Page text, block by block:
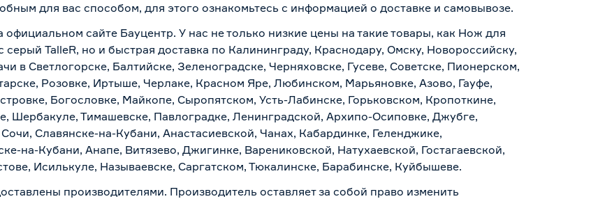
для вас способом, для этого ознакомьтесь с информацией о доставке и самовывозе.
сайте Бауцентр. У нас не только низкие цены на такие товары, как Нож для
TalleR, но и быстрая доставка по Калининграду, Краснодару, Омску, Новороссийску,
в Светлогорске, Балтийске, Зеленоградске, Черняховске, Гусеве, Советске, Пионерском,
Розовке, Иртыше, Черлаке, Красном Яре, Любинском, Марьяновке, Азово, Гауфе,
Богословке, Майкопе, Сыропятском, Усть-Лабинске, Горьковском, Кропоткине,
Шербакуле, Тимашевске, Павлоградке, Ленинградской, Архипо-Осиповке, Джубге,
Славянске-на-Кубани, Анастасиевской, Чанах, Кабардинке, Геленджике,
на-Кубани, Анапе, Витязево, Джигинке, Варениковской, Натухаевской, Гостагаевской,
Исилькуле, Называевске, Саргатском, Тюкалинске, Барабинске, Куйбышеве.
производителями. Производитель оставляет за собой право изменить